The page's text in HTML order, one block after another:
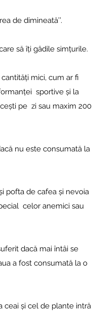
de dimineată’’.
să îți gâdile simțurile.
mici, cum ar fi
sportive și la
pe zi sau maxim 200
nu este consumată la
pofta de cafea și nevoia
celor anemici sau
dacă mai întâi se
a fost consumată la o
ceai și cel de plante intră